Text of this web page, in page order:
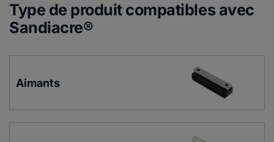
Type de produit compatibles avec
Sandiacre®
Aimants